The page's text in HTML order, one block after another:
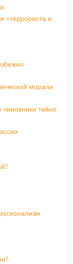
«террориста и
морали
чиновники тайно